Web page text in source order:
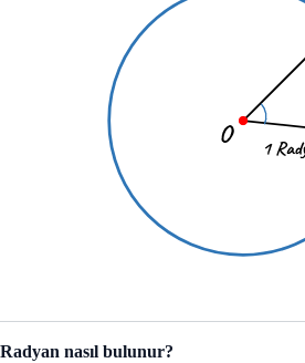
Radyan nasıl bulunur?